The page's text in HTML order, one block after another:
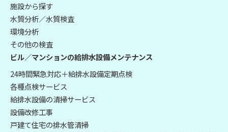
施設から探す
水質分析／水質検査
環境分析
その他の検査
ビル／マンションの給排水設備メンテナンス
24時間緊急対応＋給排水設備定期点検
各種点検サービス
給排水設備の清掃サービス
設備改修工事
戸建て住宅の排水管清掃